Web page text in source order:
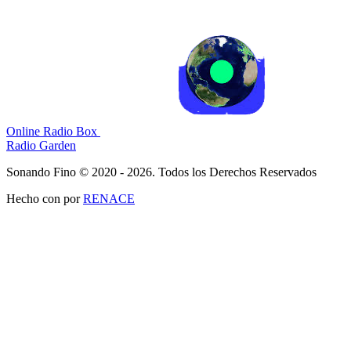
Online Radio Box
Radio Garden
Sonando Fino © 2020 - 2026. Todos los Derechos Reservados
Hecho con porRENACE